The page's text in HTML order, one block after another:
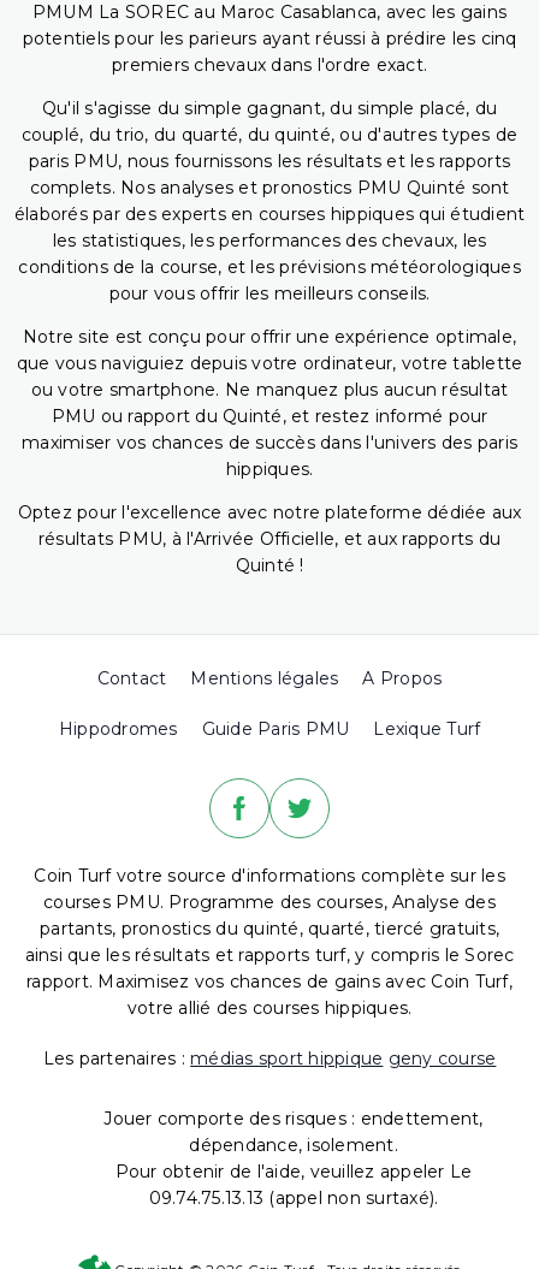
PMUM La SOREC au Maroc Casablanca, avec les gains
potentiels pour les parieurs ayant réussi à prédire les cinq
premiers chevaux dans l'ordre exact.
Qu'il s'agisse du simple gagnant, du simple placé, du
couplé, du trio, du quarté, du quinté, ou d'autres types de
paris PMU, nous fournissons les résultats et les rapports
complets. Nos analyses et pronostics PMU Quinté sont
élaborés par des experts en courses hippiques qui étudient
les statistiques, les performances des chevaux, les
conditions de la course, et les prévisions météorologiques
pour vous offrir les meilleurs conseils.
Notre site est conçu pour offrir une expérience optimale,
que vous naviguiez depuis votre ordinateur, votre tablette
ou votre smartphone. Ne manquez plus aucun résultat
PMU ou rapport du Quinté, et restez informé pour
maximiser vos chances de succès dans l'univers des paris
hippiques.
Optez pour l'excellence avec notre plateforme dédiée aux
résultats PMU, à l'Arrivée Officielle, et aux rapports du
Quinté !
Contact Mentions légales A Propos
Hippodromes Guide Paris PMU Lexique Turf
Coin Turf votre source d'informations complète sur les
courses PMU. Programme des courses, Analyse des
partants, pronostics du quinté, quarté, tiercé gratuits,
ainsi que les résultats et rapports turf, y compris le Sorec
rapport. Maximisez vos chances de gains avec Coin Turf,
votre allié des courses hippiques.
Les partenaires : médias sport hippique geny course
Jouer comporte des risques : endettement,
dépendance, isolement.
Pour obtenir de l'aide, veuillez appeler Le
09.74.75.13.13 (appel non surtaxé).